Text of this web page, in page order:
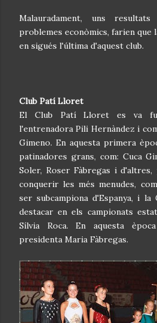
Malauradament, uns
problemes econòmics, farien que
en sigués l'última d'aquest club.
Club Patí Lloret
El Club Patí Lloret es va
l'entrenadora Pili Hernàndez i
Gimeno. En aquesta primera
patinadores grans, com: Cuca
Soler, Roser Fàbregas i
conquerir les més menudes,
ser subcampiona d'Espanya, i la
destacar en els campionats
Sílvia Roca. En aquesta
presidenta Maria Fàbregas.